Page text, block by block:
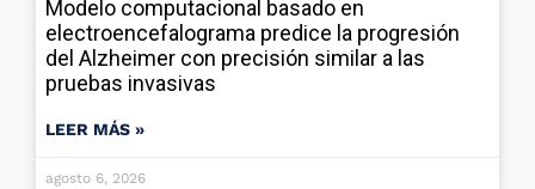
Modelo computacional basado en
electroencefalograma predice la progresión
del Alzheimer con precisión similar a las
pruebas invasivas
LEER MÁS »
agosto 6, 2026